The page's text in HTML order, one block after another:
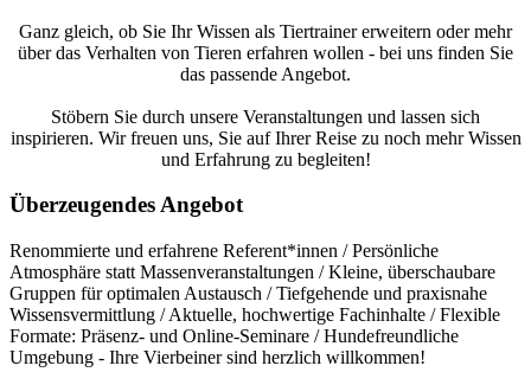
Ganz gleich, ob Sie Ihr Wissen als Tiertrainer erweitern oder mehr
über das Verhalten von Tieren erfahren wollen - bei uns finden Sie
das passende Angebot.
Stöbern Sie durch unsere Veranstaltungen und lassen sich
inspirieren. Wir freuen uns, Sie auf Ihrer Reise zu noch mehr Wissen
und Erfahrung zu begleiten!
Überzeugendes Angebot
Renommierte und erfahrene Referent*innen / Persönliche
Atmosphäre statt Massenveranstaltungen / Kleine, überschaubare
Gruppen für optimalen Austausch / Tiefgehende und praxisnahe
Wissensvermittlung / Aktuelle, hochwertige Fachinhalte / Flexible
Formate: Präsenz- und Online-Seminare / Hundefreundliche
Umgebung - Ihre Vierbeiner sind herzlich willkommen!